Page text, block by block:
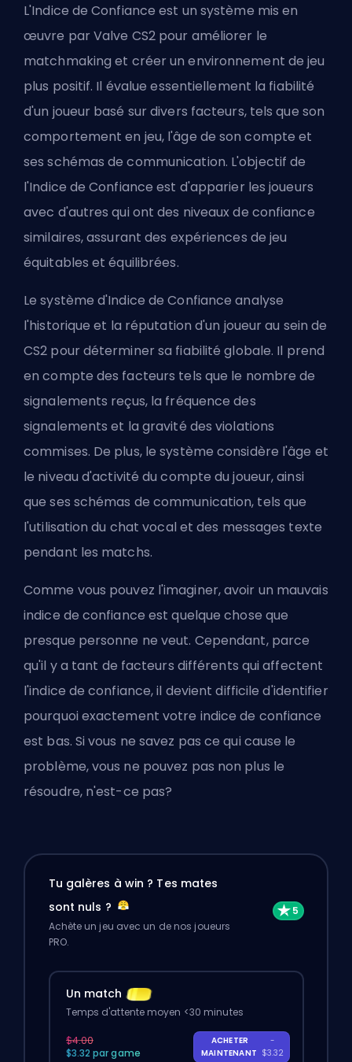
L'Indice de Confiance est un système mis en
œuvre par Valve CS2 pour améliorer le
matchmaking et créer un environnement de jeu
plus positif. Il évalue essentiellement la fiabilité
d'un joueur basé sur divers facteurs, tels que son
comportement en jeu, l'âge de son compte et
ses schémas de communication. L'objectif de
l'Indice de Confiance est d'apparier les joueurs
avec d'autres qui ont des niveaux de confiance
similaires, assurant des expériences de jeu
équitables et équilibrées.
Le système d'Indice de Confiance analyse
l'historique et la réputation d'un joueur au sein de
CS2 pour déterminer sa fiabilité globale. Il prend
en compte des facteurs tels que le nombre de
signalements reçus, la fréquence des
signalements et la gravité des violations
commises. De plus, le système considère l'âge et
le niveau d'activité du compte du joueur, ainsi
que ses schémas de communication, tels que
l'utilisation du chat vocal et des messages texte
pendant les matchs.
Comme vous pouvez l'imaginer, avoir un mauvais
indice de confiance est quelque chose que
presque personne ne veut. Cependant, parce
qu'il y a tant de facteurs différents qui affectent
l'indice de confiance, il devient difficile d'identifier
pourquoi exactement votre indice de confiance
est bas. Si vous ne savez pas ce qui cause le
problème, vous ne pouvez pas non plus le
résoudre, n'est-ce pas?
Tu galères à win ? Tes mates
sont nuls ?
Achète un jeu avec un de nos joueurs
PRO.
Un match
Temps d'attente moyen <30 minutes
$4.00
$3.32 par game
ACHETER
MAINTENANT
-
$3.32